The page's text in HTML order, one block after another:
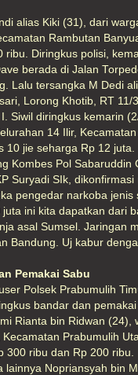
alias Kiki (31), dari
Rambutan
ribu. Diringkus polisi,
berada di Jalan
Lalu tersangka M Dedi
Lorong Khotib, RT 11/
Siwil diringkus kemarin
14 Ilir,
10 jie seharga Rp 12 juta.
Kombes Pol Sabaruddin
Suryadi SIk,
pengedar narkoba jenis
ini kita dapatkan dari
asal Sumsel. Jaringan
Bandung. Uj kabur
Pemakai Sabu
Polsek Prabumulih
bandar dan
Rianta bin Ridwan (24),
Kecamatan Prabumulih
300 ribu dan Rp 200 ribu.
lainnya Nopriansyah bin